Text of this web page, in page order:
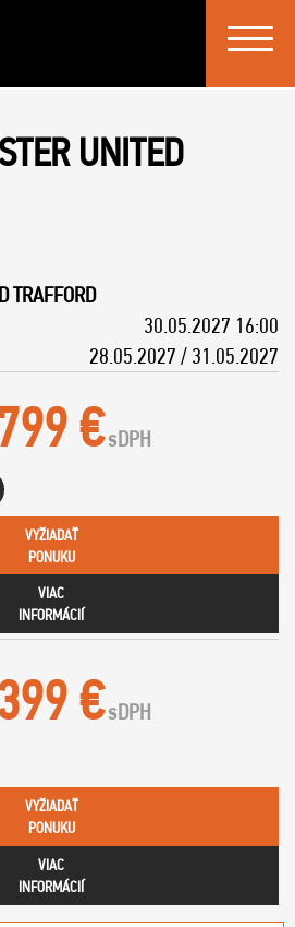
Toggle
UNITED
TRAFFORD
30.05.2027 16:00
28.05.2027 / 31.05.2027
€sDPH
VYŽIADAŤ
PONUKU
VIAC
INFORMÁCIÍ
€sDPH
VYŽIADAŤ
PONUKU
VIAC
INFORMÁCIÍ